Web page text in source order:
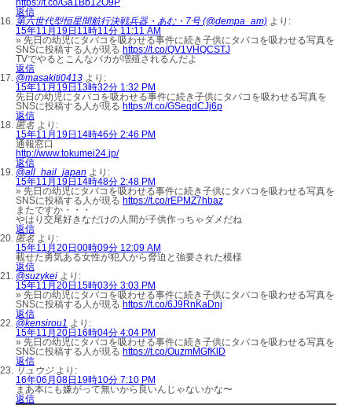
返信
第六世代型恒星間航行決戦兵器・あむ・7号 (@dempa_am) より:
15年11月19日11時11分 11:11 AM
» 先日の幼児にタバコを吸わせる事件に続き子供にタバコを吸わせる写真を
SNSに投稿する人が現る https://t.co/QV1VHQCSTJ
TVでやるとこんなバカが増殖されるんだよ
返信
@masakiti0413 より:
15年11月19日13時32分 1:32 PM
先日の幼児にタバコを吸わせる事件に続き子供にタバコを吸わせる写真を
SNSに投稿する人が現る https://t.co/GSeqdCJj6p
返信
匿名 より:
15年11月19日14時46分 2:46 PM
通報窓口
http://www.tokumei24.jp/
返信
@all_hail_japan より:
15年11月19日14時48分 2:48 PM
» 先日の幼児にタバコを吸わせる事件に続き子供にタバコを吸わせる写真を
SNSに投稿する人が現る https://t.co/rEPMZ7hbaz
またですか・・・
やはり交尾好きなだけの人間が子供作っちゃダメだね
返信
匿名 より:
15年11月20日00時09分 12:09 AM
載せた勇気ある女性が犯人から脅迫と強要された模様
返信
@suzykei より:
15年11月20日15時03分 3:03 PM
» 先日の幼児にタバコを吸わせる事件に続き子供にタバコを吸わせる写真を
SNSに投稿する人が現る https://t.co/6J9RnKaDnj
返信
@kensirou1 より:
15年11月20日16時04分 4:04 PM
» 先日の幼児にタバコを吸わせる事件に続き子供にタバコを吸わせる写真を
SNSに投稿する人が現る https://t.co/OuzmMGfKlD
返信
リュウジ より:
16年06月08日19時10分 7:10 PM
まあ本にも嫌がって無いから良いんじゃないかな〜
返信